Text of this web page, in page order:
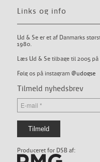
Links og info
Ud & Se er et af Danmarks
1980.
Læs Ud & Se tilbage til 2005 på
Følg os på instagram @udogse
Tilmeld nyhedsbrev
Produceret for DSB af: